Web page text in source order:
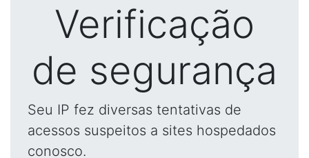
Verificação
de segurança
Seu IP fez diversas tentativas de
acessos suspeitos a sites hospedados
conosco.